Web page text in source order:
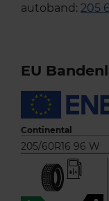
autoband: 205
EU
Continental
205/60R16 96 W